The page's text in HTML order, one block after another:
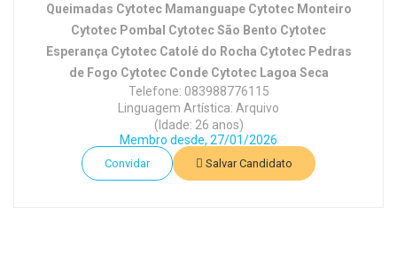
Queimadas Cytotec Mamanguape Cytotec Monteiro
Cytotec Pombal Cytotec São Bento Cytotec
Esperança Cytotec Catolé do Rocha Cytotec Pedras
de Fogo Cytotec Conde Cytotec Lagoa Seca
Telefone: 083988776115
Linguagem Artística: Arquivo
(Idade: 26 anos)
Membro desde, 27/01/2026
Convidar Salvar Candidato